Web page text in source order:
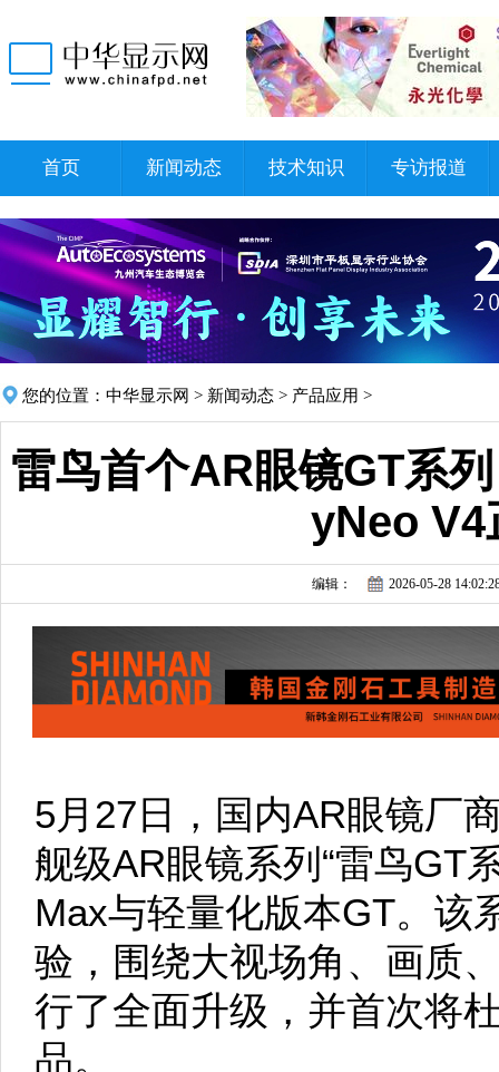
首页 新闻动态 技术知识 专访报道
您的位置： 中华显示网 > 新闻动态 > 产品应用 >
雷鸟首个AR眼镜GT系
yNeo V4
编辑： 2026-05-28
5月27日，国内AR眼镜厂
舰级AR眼镜系列“雷鸟GT
Max与轻量化版本GT。该
验，围绕大视场角、画质
行了全面升级，并首次将
品。